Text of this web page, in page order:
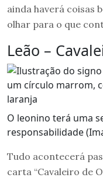
ainda haverá coisas
olhar para o que
Leão –
O leonino terá uma
responsabilidade
Tudo acontecerá
carta “Cavaleiro de